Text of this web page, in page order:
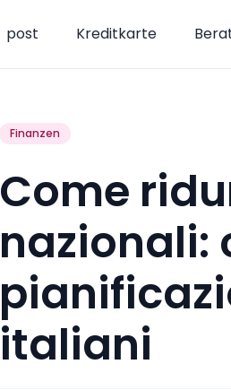
post Kreditkarte
Finanzen
Come
nazionali:
italiani